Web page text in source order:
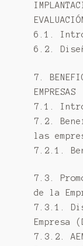
6.1.
6.2.
7.
EMPRESAS
7.1.
7.2.
las
7.2.1.
7.3.
de la
7.3.1.
Empresa
7.3.2.